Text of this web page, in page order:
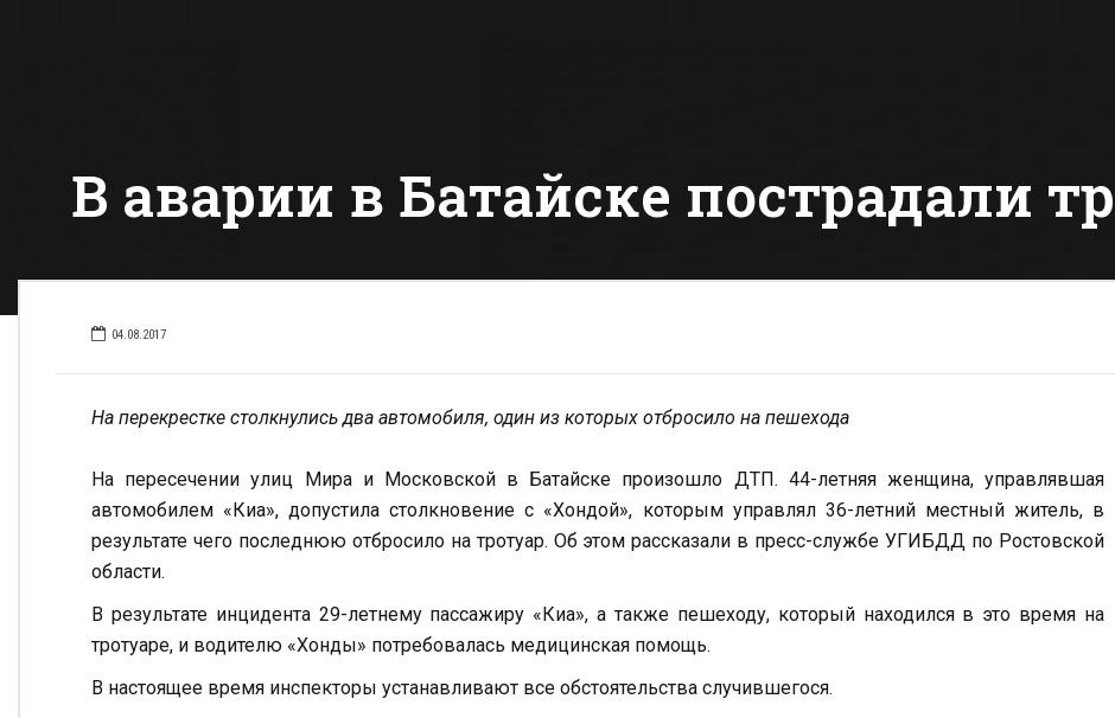
В аварии в Батайске пострадали
04.08.2017
На перекрестке столкнулись два автомобиля, один из которых отбросило на пешехода
На пересечении улиц Мира и Московской в Батайске произошло ДТП. 44-летняя женщина, управлявшая
автомобилем «Киа», допустила столкновение с «Хондой», которым управлял 36-летний местный житель, в
результате чего последнюю отбросило на тротуар. Об этом рассказали в пресс-службе УГИБДД по Ростовской
области.
В результате инцидента 29-летнему пассажиру «Киа», а также пешеходу, который находился в это время на
тротуаре, и водителю «Хонды» потребовалась медицинская помощь.
В настоящее время инспекторы устанавливают все обстоятельства случившегося.